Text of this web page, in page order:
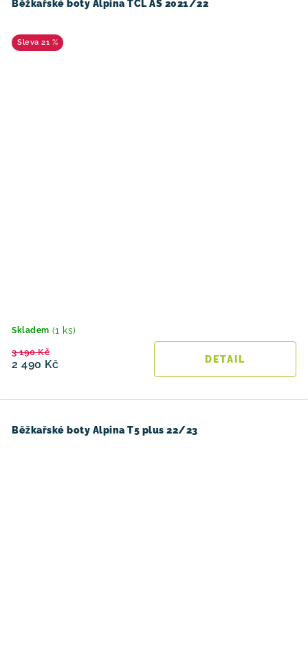
Běžkařské boty Alpina TCL AS 2021/22
21 %
Skladem (1 ks)
2 490 Kč
3 190 Kč
Běžkařské boty Alpina T5 plus 22/23